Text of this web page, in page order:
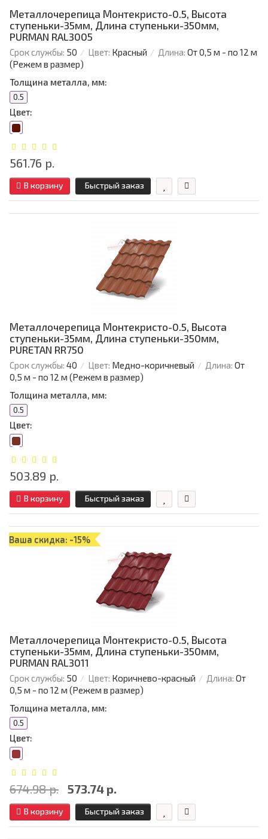
Металлочерепица Монтекристо-0.5, Высота
ступеньки-35мм, Длина ступеньки-350мм,
PURMAN RAL3005
Срок службы: 50 Цвет: Красный Длина: От 0,5 м - по 12 м
(Режем в размер)
Толщина металла, мм:
0.5
Цвет:
561.76 р.
В корзину Быстрый заказ
Металлочерепица Монтекристо-0.5, Высота
ступеньки-35мм, Длина ступеньки-350мм,
PURETAN RR750
Срок службы: 40 Цвет: Медно-коричневый Длина: От
0,5 м - по 12 м (Режем в размер)
Толщина металла, мм:
0.5
Цвет:
503.89 р.
В корзину Быстрый заказ
Ваша скидка: -15%
Металлочерепица Монтекристо-0.5, Высота
ступеньки-35мм, Длина ступеньки-350мм,
PURMAN RAL3011
Срок службы: 50 Цвет: Коричнево-красный Длина: От
0,5 м - по 12 м (Режем в размер)
Толщина металла, мм:
0.5
Цвет:
674.98 р. 573.74 р.
В корзину Быстрый заказ